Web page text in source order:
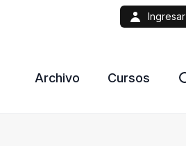
Ingresar
Archivo Cursos